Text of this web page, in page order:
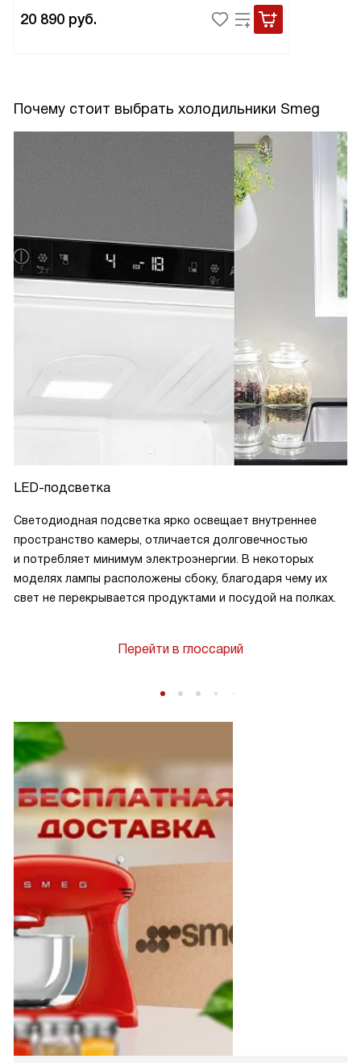
20 890 руб.
Почему стоит выбрать холодильники Smeg
LED-подсветка
Светодиодная подсветка ярко освещает внутреннее
пространство камеры, отличается долговечностью
и потребляет минимум электроэнергии. В некоторых
моделях лампы расположены сбоку, благодаря чему их
свет не перекрывается продуктами и посудой на полках.
Перейти в глоссарий